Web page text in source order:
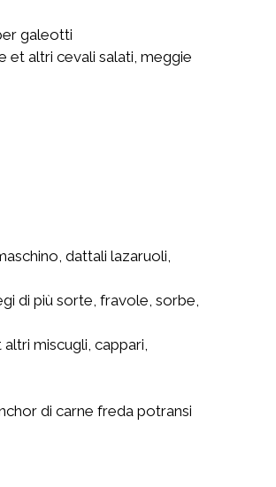
galeotti
et altri cevali salati, meggie
dattali lazaruoli,
di più sorte, fravole, sorbe,
miscugli, cappari,
di carne freda potransi